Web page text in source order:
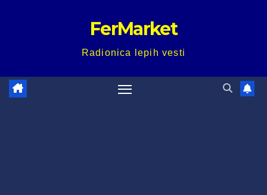
FerMarket
Radionica lepih vesti